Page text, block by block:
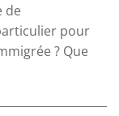
de
pour
? Que